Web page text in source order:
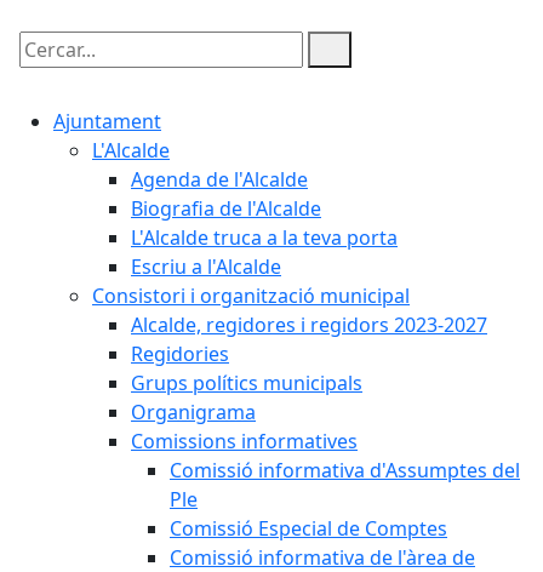
Cercar:
Ajuntament
L'Alcalde
Agenda de l'Alcalde
Biografia de l'Alcalde
L'Alcalde truca a la teva porta
Escriu a l'Alcalde
Consistori i organització municipal
Alcalde, regidores i regidors 2023-2027
Regidories
Grups polítics municipals
Organigrama
Comissions informatives
Comissió informativa d'Assumptes del
Ple
Comissió Especial de Comptes
Comissió informativa de l'àrea de